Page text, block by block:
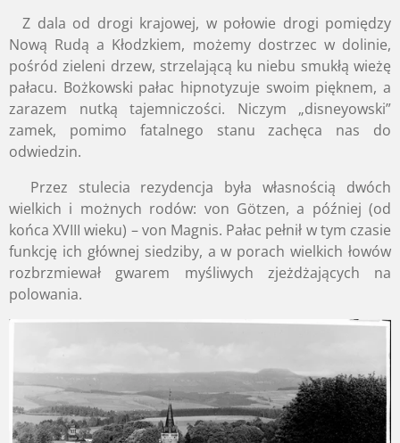
Z dala od drogi krajowej, w połowie drogi pomiędzy
Nową Rudą a Kłodzkiem, możemy dostrzec w dolinie,
pośród zieleni drzew, strzelającą ku niebu smukłą wieżę
pałacu. Bożkowski pałac hipnotyzuje swoim pięknem, a
zarazem nutką tajemniczości. Niczym „disneyowski”
zamek, pomimo fatalnego stanu zachęca nas do
odwiedzin.
Przez stulecia rezydencja była własnością dwóch
wielkich i możnych rodów: von Götzen, a później (od
końca XVIII wieku) – von Magnis. Pałac pełnił w tym czasie
funkcję ich głównej siedziby, a w porach wielkich łowów
rozbrzmiewał gwarem myśliwych zjeżdżających na
polowania.